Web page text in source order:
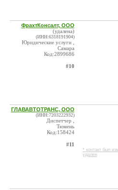
ФрахтКонсалт, ООО
(удалена)
(ИНН:6318191904)
Юридические услуги ,
Самара
Код:2899686
#10
ГЛАВАВТОТРАНС, ООО
(ИНН:7203222932)
Диспетчер ,
Тюмень
Код:158424
#11
* контакт был
удален